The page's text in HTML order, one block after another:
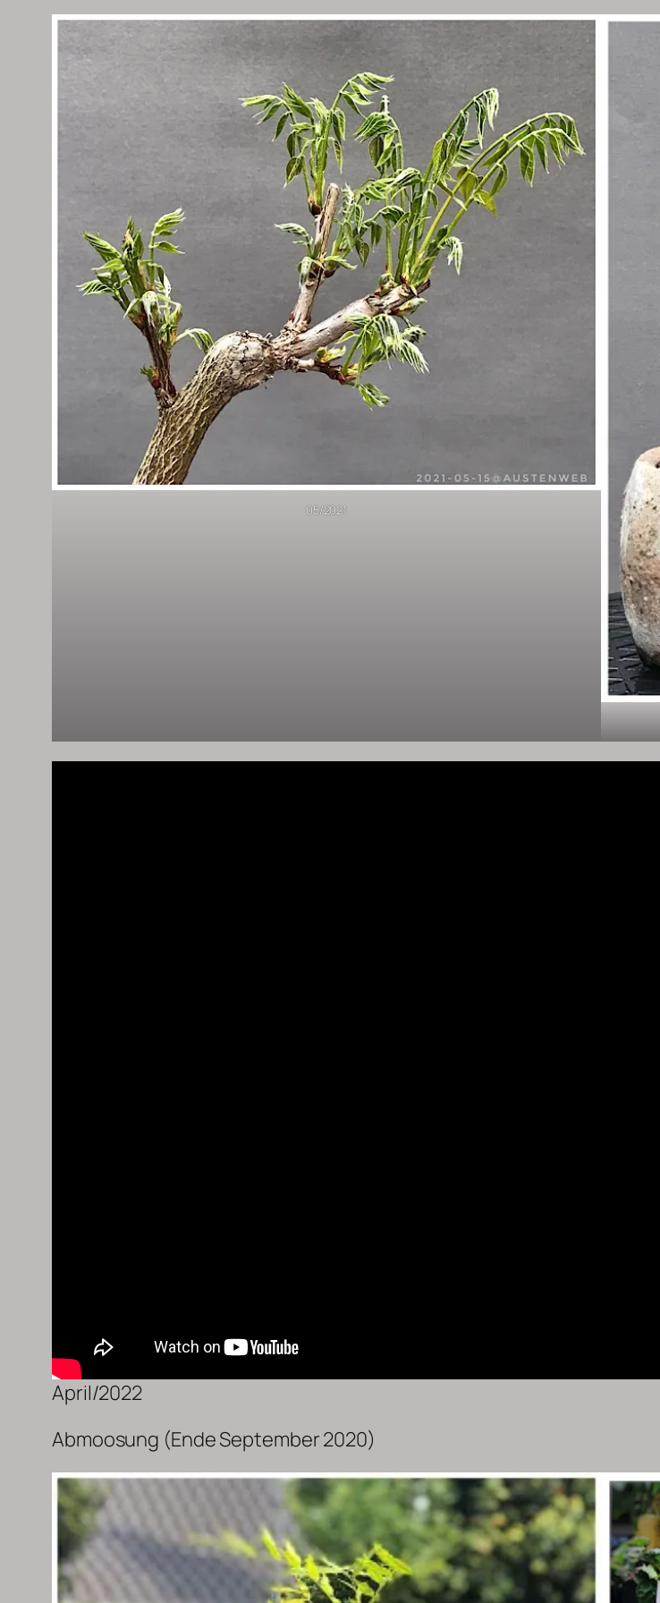
05/2021
April/2022
Abmoosung (Ende September 2020)